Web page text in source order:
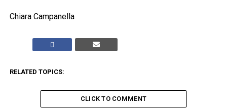
Chiara Campanella
RELATED TOPICS:
CLICK TO COMMENT